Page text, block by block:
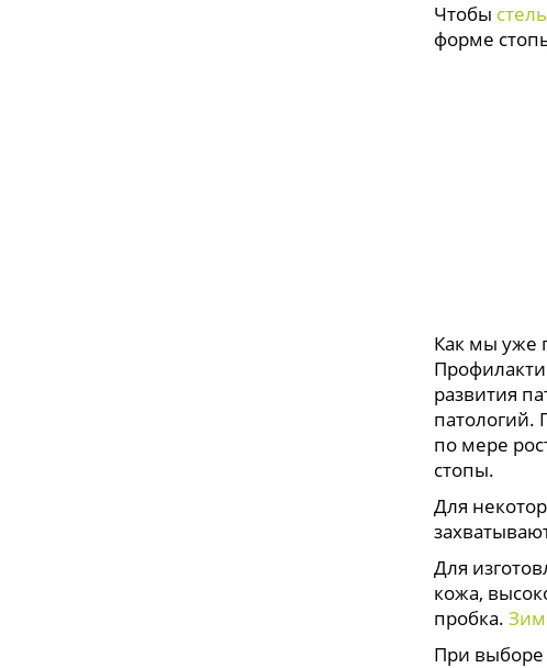
Чтобы
форме
Как мы уже
развития
патологий.
по мере
стопы.
Для
Для
кожа,
пробка.
При выборе